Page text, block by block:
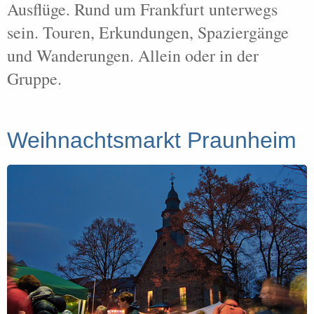
Ausflüge. Rund um Frankfurt unterwegs
sein. Touren, Erkundungen, Spaziergänge
und Wanderungen. Allein oder in der
Gruppe.
Weihnachtsmarkt Praunheim